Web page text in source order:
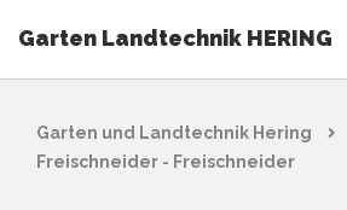
Garten Landtechnik HERING
Garten und Landtechnik Hering
Freischneider - Freischneider